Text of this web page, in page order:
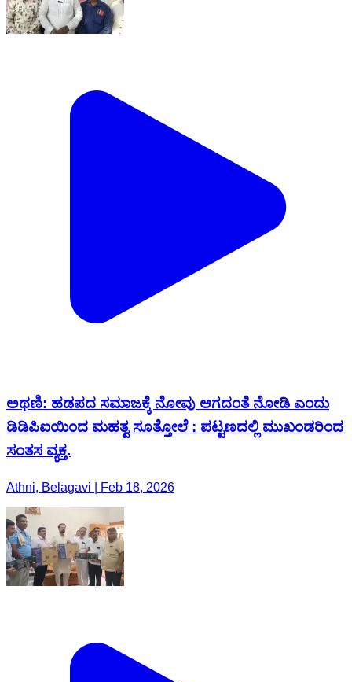
ಅಥಣಿ: ಹಡಪದ ಸಮಾಜಕ್ಕೆ ನೋವು ಆಗದಂತೆ ನೋಡಿ ಎಂದು
ಡಿಡಿಪಿಐಯಿಂದ ಮಹತ್ವ ಸೂತ್ತೋಲೆ : ಪಟ್ಟಣದಲ್ಲಿ ಮುಖಂಡರಿಂದ
ಸಂತಸ ವ್ಯಕ್ತ.
Athni, Belagavi | Feb 18, 2026